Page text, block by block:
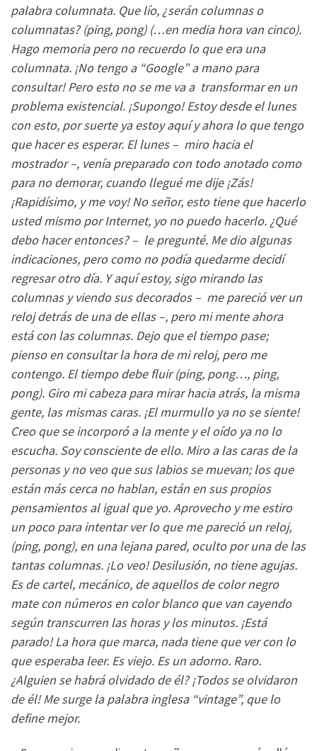
palabra columnata. Que lío, ¿serán columnas o
columnatas? (ping, pong) (…en media hora van cinco).
Hago memoria pero no recuerdo lo que era una
columnata. ¡No tengo a “Google” a mano para
consultar! Pero esto no se me va a transformar en un
problema existencial. ¡Supongo! Estoy desde el lunes
con esto, por suerte ya estoy aquí y ahora lo que tengo
que hacer es esperar. El lunes – miro hacia el
mostrador –, venía preparado con todo anotado como
para no demorar, cuando llegué me dije ¡Zás!
¡Rapidísimo, y me voy! No señor, esto tiene que hacerlo
usted mismo por Internet, yo no puedo hacerlo. ¿Qué
debo hacer entonces? – le pregunté. Me dio algunas
indicaciones, pero como no podía quedarme decidí
regresar otro día. Y aquí estoy, sigo mirando las
columnas y viendo sus decorados – me pareció ver un
reloj detrás de una de ellas –, pero mi mente ahora
está con las columnas. Dejo que el tiempo pase;
pienso en consultar la hora de mi reloj, pero me
contengo. El tiempo debe fluir (ping, pong…, ping,
pong). Giro mi cabeza para mirar hacia atrás, la misma
gente, las mismas caras. ¡El murmullo ya no se siente!
Creo que se incorporó a la mente y el oído ya no lo
escucha. Soy consciente de ello. Miro a las caras de la
personas y no veo que sus labios se muevan; los que
están más cerca no hablan, están en sus propios
pensamientos al igual que yo. Aprovecho y me estiro
un poco para intentar ver lo que me pareció un reloj,
(ping, pong), en una lejana pared, oculto por una de las
tantas columnas. ¡Lo veo! Desilusión, no tiene agujas.
Es de cartel, mecánico, de aquellos de color negro
mate con números en color blanco que van cayendo
según transcurren las horas y los minutos. ¡Está
parado! La hora que marca, nada tiene que ver con lo
que esperaba leer. Es viejo. Es un adorno. Raro.
¿Alguien se habrá olvidado de él? ¡Todos se olvidaron
de él! Me surge la palabra inglesa “vintage”, que lo
define mejor.